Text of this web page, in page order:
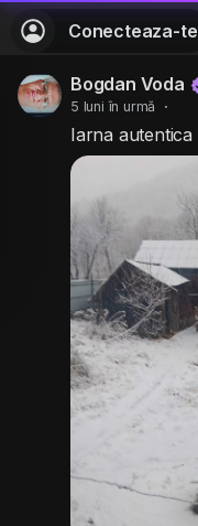
Conecteaza-te
Bogdan Voda
5 luni în urmă ·
Iarna autentica